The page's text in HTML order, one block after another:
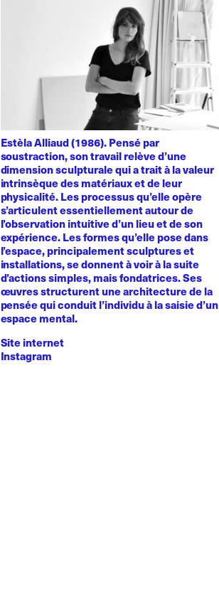
Estèla Alliaud (1986). Pensé par
soustraction, son travail relève d’une
dimension sculpturale qui a trait à la valeur
intrinsèque des matériaux et de leur
physicalité. Les processus qu’elle opère
s’articulent essentiellement autour de
l’observation intuitive d’un lieu et de son
expérience. Les formes qu’elle pose dans
l’espace, principalement sculptures et
installations, se donnent à voir à la suite
d’actions simples, mais fondatrices. Ses
œuvres structurent une architecture de la
pensée qui conduit l’individu à la saisie d’un
espace mental.
Site internet
Instagram